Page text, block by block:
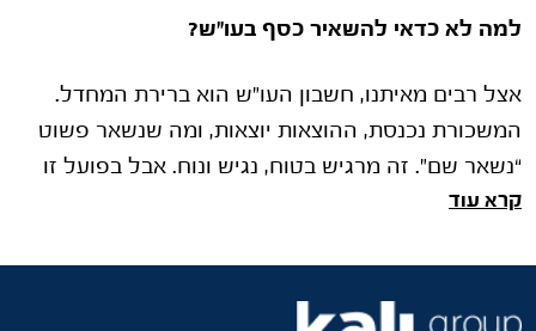
למה לא כדאי להשאיר כסף בעו"ש?
אצל רבים מאיתנו, חשבון העו"ש הוא ברירת המחדל.
המשכורת נכנסת, ההוצאות יוצאות, ומה שנשאר פשוט
“נשאר שם”. זה מרגיש בטוח, נגיש ונוח. אבל בפועל זו
אחת ההתנהגויות הפיננסיות
קרא עוד